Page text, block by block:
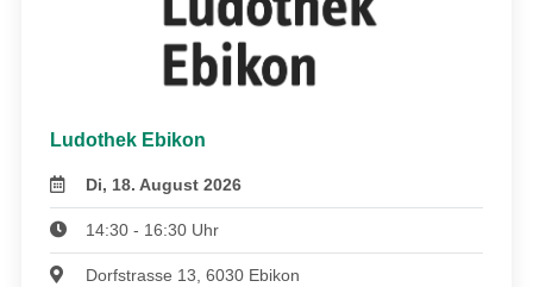
Ludothek Ebikon
Di, 18. August 2026
14:30 - 16:30 Uhr
Dorfstrasse 13, 6030 Ebikon